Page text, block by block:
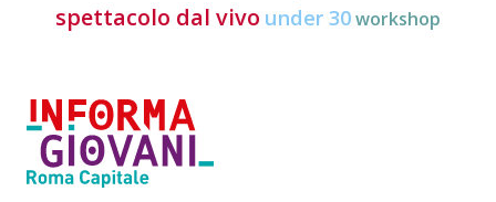
spettacolo dal vivo under 30workshop